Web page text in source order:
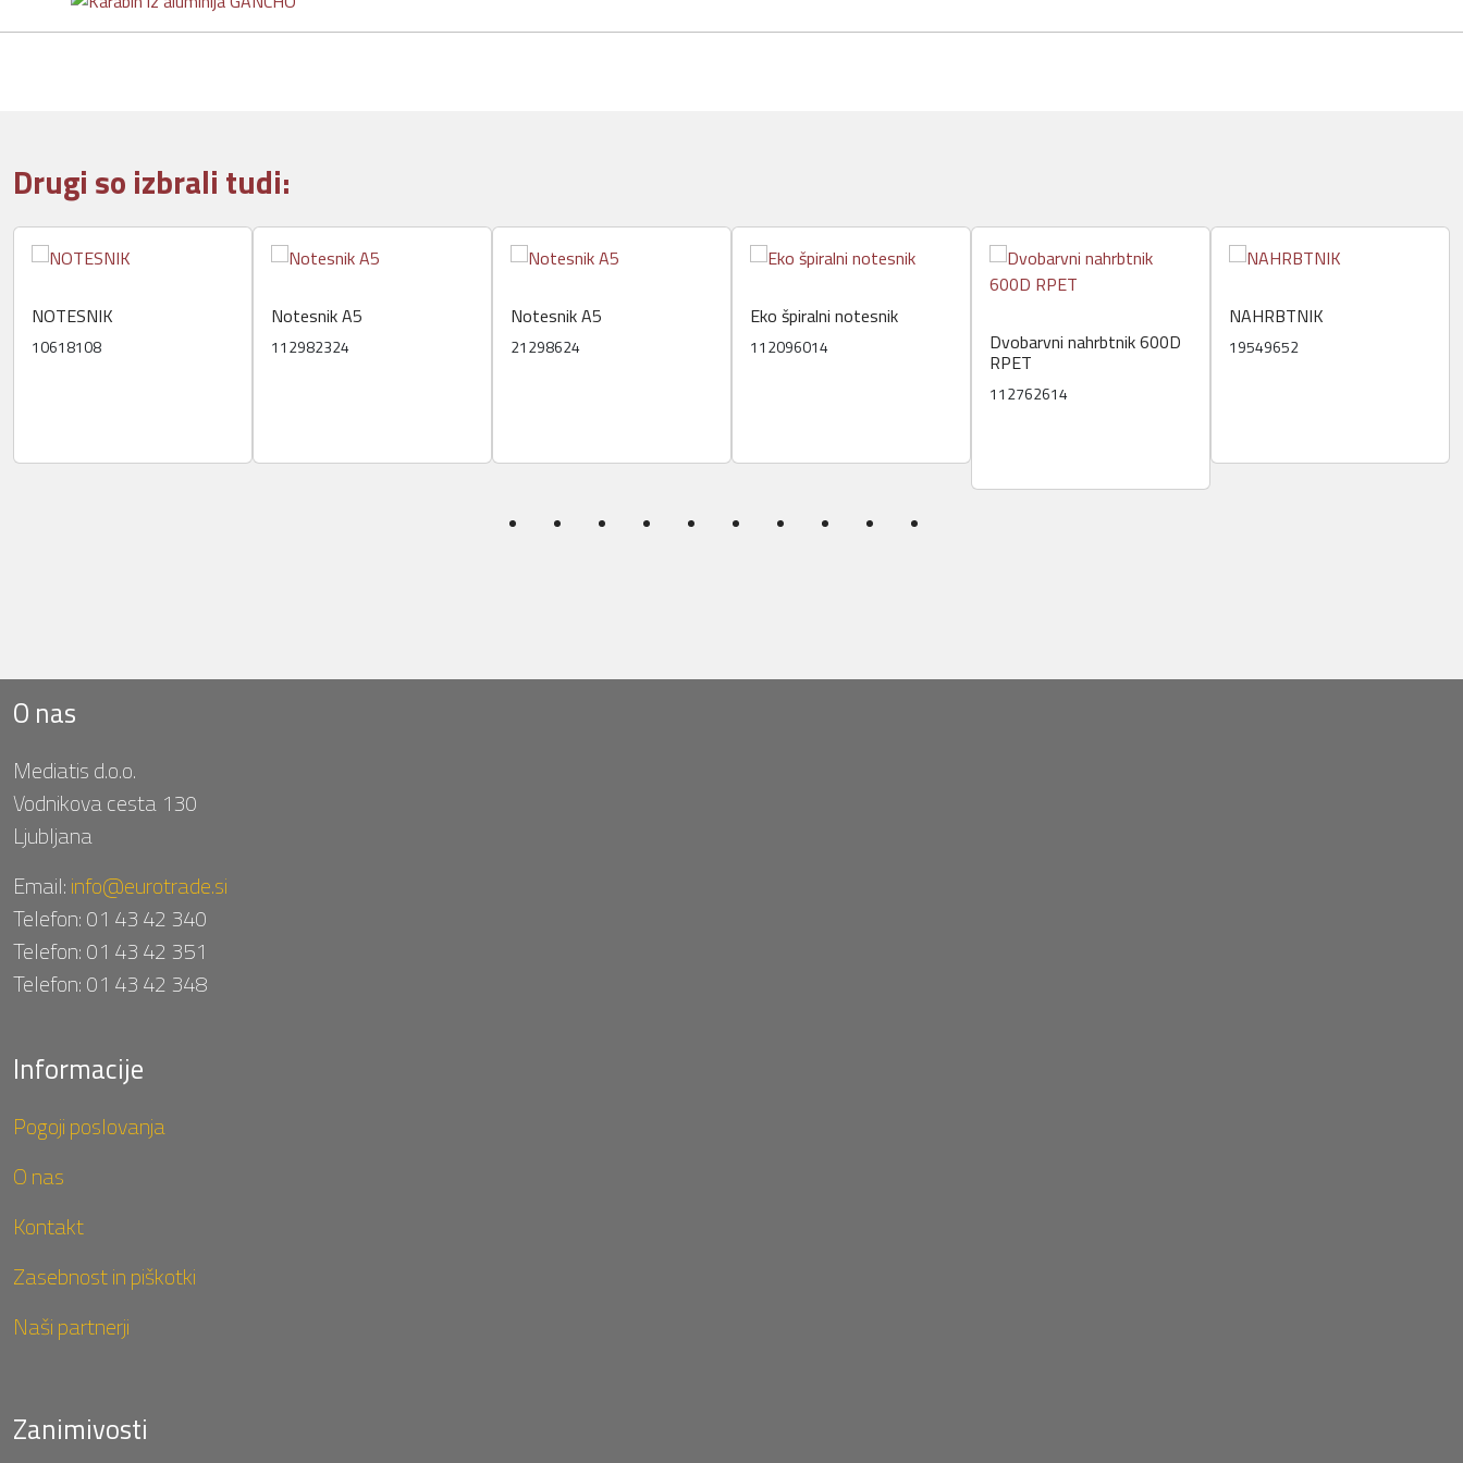
Drugi so izbrali tudi:
NOTESNIK
10618108
Notesnik A5
112982324
Notesnik A5
21298624
Eko špiralni notesnik
112096014 Dvobarvni nahrbtnik 600D
RPET
112762614
NAHRBTNIK
19549652
O nas
Mediatis d.o.o.
Vodnikova cesta 130
Ljubljana
Email:info@eurotrade.si
Telefon:01 43 42 340
Telefon:01 43 42 351
Telefon:01 43 42 348
Informacije
Pogoji poslovanja
O nas
Kontakt
Zasebnost in piškotki
Naši partnerji
Zanimivosti